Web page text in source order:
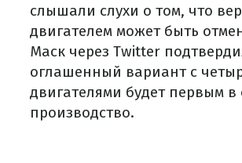
слышали слухи о том, что
двигателем может быть
Маск через Twitter
оглашенный вариант с
двигателями будет первым в
производство.